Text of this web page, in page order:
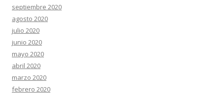
septiembre 2020
agosto 2020
julio 2020
junio 2020
mayo 2020
abril 2020
marzo 2020
febrero 2020